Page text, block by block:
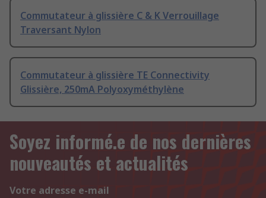
Commutateur à glissière C & K Verrouillage
Traversant Nylon
Commutateur à glissière TE Connectivity
Glissière, 250mA Polyoxyméthylène
Soyez informé.e de nos dernières
nouveautés et actualités
Votre adresse e-mail